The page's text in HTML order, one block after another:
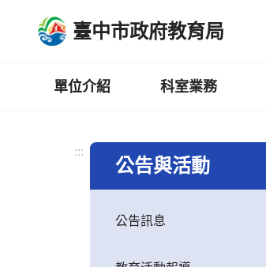
臺中市政府教育局
單位介紹 科室業務
:::
公告與活動
公告訊息